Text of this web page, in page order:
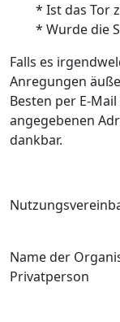
* Ist das Tor
* Wurde die
Falls es
Anregungen
Besten per E-
angegebenen
dankbar.
Name der
Privatperson